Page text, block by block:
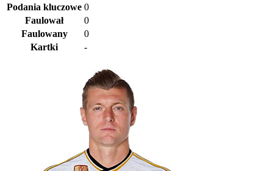
Podania kluczowe 0
Faulował
0
Faulowany
0
Kartki
-